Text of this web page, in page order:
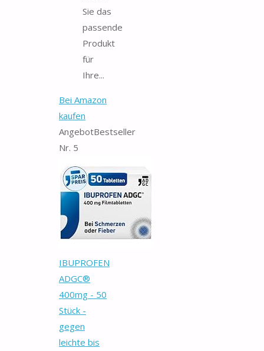
Sie das
passende
Produkt
für
Ihre...
Bei Amazon
kaufen
AngebotBestseller
Nr. 5
IBUPROFEN
ADGC®
400mg - 50
Stück -
gegen
leichte bis